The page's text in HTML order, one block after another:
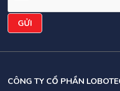
CÔNG TY CỔ PHẦN